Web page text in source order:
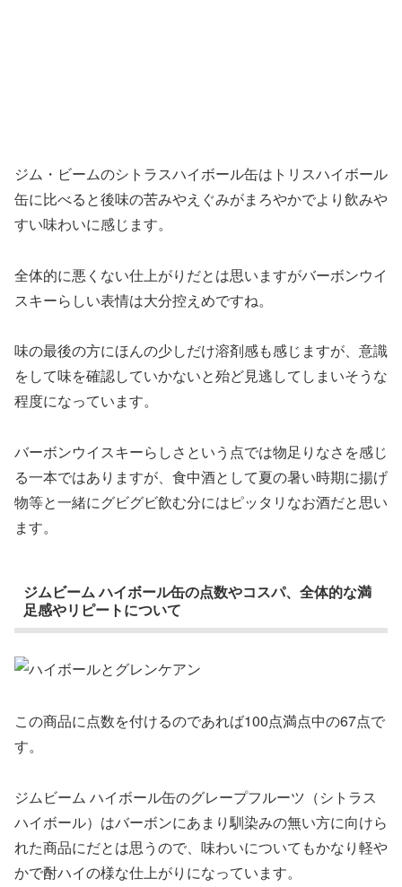
ジム・ビームのシトラスハイボール缶はトリスハイボール
缶に比べると後味の苦みやえぐみがまろやかでより飲みや
すい味わいに感じます。
全体的に悪くない仕上がりだとは思いますがバーボンウイ
スキーらしい表情は大分控えめですね。
味の最後の方にほんの少しだけ溶剤感も感じますが、意識
をして味を確認していかないと殆ど見逃してしまいそうな
程度になっています。
バーボンウイスキーらしさという点では物足りなさを感じ
る一本ではありますが、食中酒として夏の暑い時期に揚げ
物等と一緒にグビグビ飲む分にはピッタリなお酒だと思い
ます。
ジムビーム ハイボール缶の点数やコスパ、全体的な満
足感やリピートについて
この商品に点数を付けるのであれば100点満点中の67点で
す。
ジムビーム ハイボール缶のグレープフルーツ（シトラス
ハイボール）はバーボンにあまり馴染みの無い方に向けら
れた商品にだとは思うので、味わいについてもかなり軽や
かで酎ハイの様な仕上がりになっています。